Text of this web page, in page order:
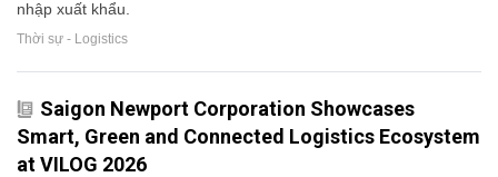
nhập xuất khẩu.
Thời sự - Logistics
Saigon Newport Corporation Showcases
Smart, Green and Connected Logistics Ecosystem
at VILOG 2026